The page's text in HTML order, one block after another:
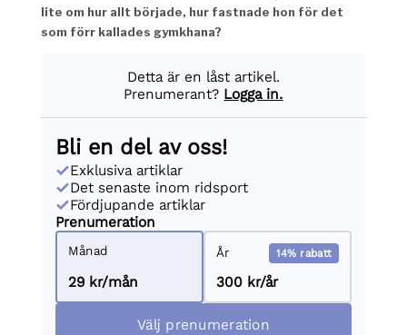
lite om hur allt började, hur fastnade hon för det
som förr kallades gymkhana?